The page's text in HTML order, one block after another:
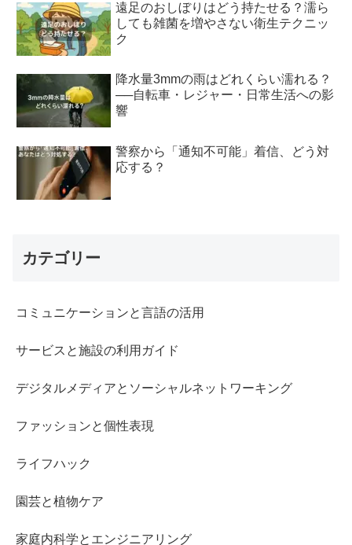
遠足のおしぼりはどう持たせる？濡ら
しても雑菌を増やさない衛生テクニッ
ク
降水量3mmの雨はどれくらい濡れる？
──自転車・レジャー・日常生活への影
響
警察から「通知不可能」着信、どう対
応する？
カテゴリー
コミュニケーションと言語の活用
サービスと施設の利用ガイド
デジタルメディアとソーシャルネットワーキング
ファッションと個性表現
ライフハック
園芸と植物ケア
家庭内科学とエンジニアリング